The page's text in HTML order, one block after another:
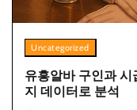
Uncategorized
유흥알바 구인과
지 데이터로 분석